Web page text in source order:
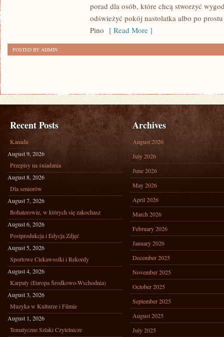
porad dla osób, które chcą stworzyć
odświeżyć pokój nastolatka albo po
Pino [ Read More ]
POSTED BY ADMIN
Recent Posts
Kanada
August 9, 2026
Przepisy na śniadania
August 8, 2026
Dla seniorów
August 7, 2026
Bohaterowie, w których się zakochasz
August 6, 2026
Postprodukcja i Edycja Zdjęć
August 5, 2026
Sportowe Ciekawostki i Rekordy
August 4, 2026
Karpaty (Europa Środkowo-Wschodnia)
August 3, 2026
Muzyka w Kulturze i Filmie
August 1, 2026
Tematyczne Szlaki Czytelnicze
Archives
August 2026
July 2026
June 2026
May 2026
April 2026
March 2026
February 2026
January 2026
December 2025
November 2025
October 2025
September 2025
August 2025
July 2025